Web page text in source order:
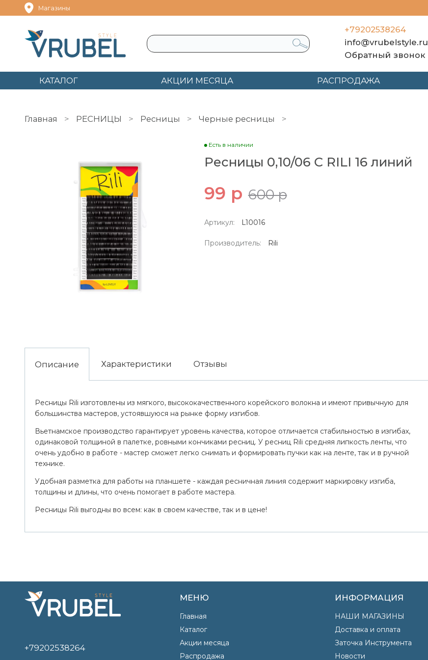
Магазины
+79202538264
info@vrubelstyle.ru
Обратный звонок
КАТАЛОГ АКЦИИ МЕСЯЦА РАСПРОДАЖА
Главная РЕСНИЦЫ Ресницы Черные ресницы
Есть в наличии
Ресницы 0,10/06 С RILI 16 линий
99 р 600 р
Артикул: L10016
Производитель: Rili
Описание Характеристики Отзывы
Ресницы Rili изготовлены из мягкого, высококачественного корейского волокна и имеют привычную для
большинства мастеров, устоявшуюся на рынке форму изгибов.
Вьетнамское производство гарантирует уровень качества, которое отличается стабильностью в изгибах,
одинаковой толщиной в палетке, ровными кончиками ресниц. У ресниц Rili средняя липкость ленты, что
очень удобно в работе - мастер сможет легко снимать и формировать пучки как на ленте, так и в ручной
технике.
Удобная разметка для работы на планшете - каждая ресничная линия содержит маркировку изгиба,
толщины и длины, что очень помогает в работе мастера.
Ресницы Rili выгодны во всем: как в своем качестве, так и в цене!
+79202538264
МЕНЮ
Главная
Каталог
Акции месяца
Распродажа
ИНФОРМАЦИЯ
НАШИ МАГАЗИНЫ
Доставка и оплата
Заточка Инструмента
Новости